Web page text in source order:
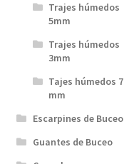
Trajes húmedos
5mm
Trajes húmedos
3mm
Tajes húmedos 7
mm
Escarpines de Buceo
Guantes de Buceo